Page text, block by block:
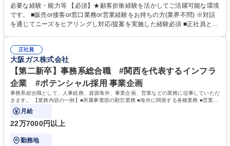
ーション、お客様対応 ■窓口にて、ご来店された個人のお客様に対して金
融商品のご提案 ■効率的な事務運用の検討・構築等 ≪業務紹介：ご応募前
に必ずご覧ください≫ ※記事 https://www.mysite.bk.mufg.jp/career/circle/
必要な経験・能力等 【必須】★顧客折衝経験を活かしてご活躍可能な環境
です。 ■販売or接客or窓口業務or営業経験をお持ちの方(業界不問) ※対話
を通じてニーズをヒアリングし対応/提案を実施した経験必須 ■正社員とし
るので安心して入行いただけます。 幅広いキャリアの選択肢があり、公募
や社内副業等を活用し、 一人ひとりが挑戦できるカルチャーが浸透してい
ます。 学歴・資格 学歴：大学院 大学 高専 短大 専修学校 高校 語学力：
資格：
正社員
大阪ガス株式会社
【第二新卒】事務系総合職 #関西を代表するインフラ
企業 #ポテンシャル採用 事業企画
事務系総合職として、人事総務、資源海外、事業企画、営業などの業務に従事していただ
きます。 【業務内容の一例】■所属事業部の勤労業務 ■海外に関係する各種業務 ■営業部
門の企画スタッフ、ルート営業
月給
22万7000円以上
勤務地